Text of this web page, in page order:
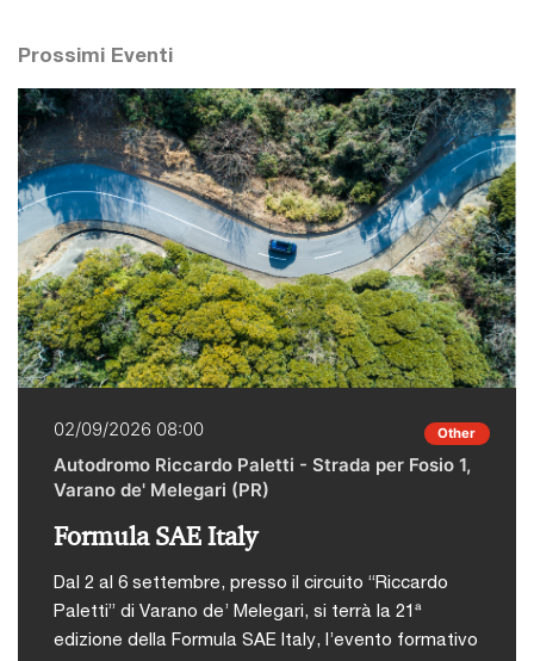
Prossimi Eventi
02/09/2026 08:00 Other
Autodromo Riccardo Paletti - Strada per Fosio 1,
Varano de' Melegari (PR)
Formula SAE Italy
Dal 2 al 6 settembre, presso il circuito “Riccardo
Paletti” di Varano de’ Melegari, si terrà la 21ª
edizione della Formula SAE Italy, l’evento formativo